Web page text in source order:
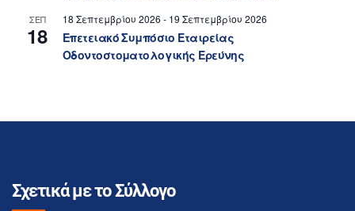
ΣΕΠ
18
18 Σεπτεμβρίου 2026 - 19 Σεπτεμβρίου 2026
Επετειακό Συμπόσιο Εταιρείας
Οδοντοστοματολογικής Ερεύνης
Σχετικά με το Σύλλογο